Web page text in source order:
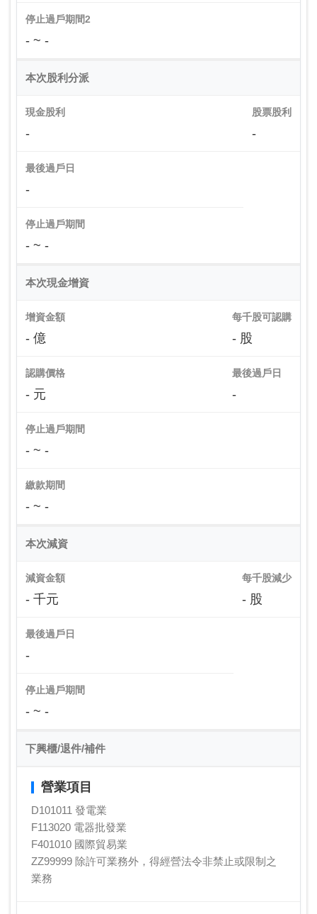
停止過戶期間2
- ~ -
本次股利分派
現金股利
-
股票股利
-
最後過戶日
-
停止過戶期間
- ~ -
本次現金增資
增資金額
- 億
每千股可認購
- 股
認購價格
- 元
最後過戶日
-
停止過戶期間
- ~ -
繳款期間
- ~ -
本次減資
減資金額
- 千元
每千股減少
- 股
最後過戶日
-
停止過戶期間
- ~ -
下興櫃/退件/補件
營業項目
D101011 發電業
F113020 電器批發業
F401010 國際貿易業
ZZ99999 除許可業務外，得經營法令非禁止或限制之
業務